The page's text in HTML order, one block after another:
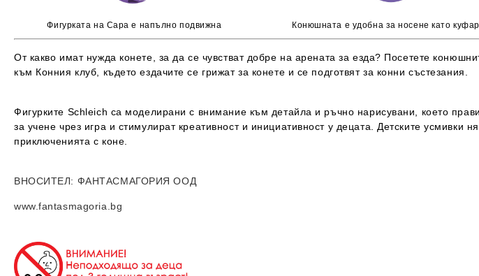
Фигурката на Сара е напълно подвижна Конюшната е удобна за носене като
От какво имат нужда конете, за да се чувстват добре на арената за езда? Посетете
към Конния клуб, където ездачите се грижат за конете и се подготвят за конни състезания.
Фигурките Schleich са моделирани с внимание към детайла и ръчно нарисувани, което
за учене чрез игра и стимулират креативност и инициативност у децата. Детските
приключенията с коне.
ВНОСИТЕЛ: ФАНТАСМАГОРИЯ ООД
www.fantasmagoria.bg